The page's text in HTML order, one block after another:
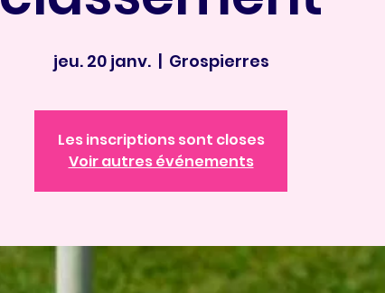
jeu. 20 janv.
  |
Grospierres
Les inscriptions sont closes
Voir autres événements